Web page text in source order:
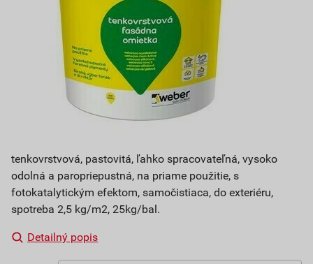
tenkovrstvová, pastovitá, ľahko spracovateľná, vysoko
odolná a paropriepustná, na priame použitie, s
fotokatalytickým efektom, samočistiaca, do exteriéru,
spotreba 2,5 kg/m2, 25kg/bal.
Detailný popis